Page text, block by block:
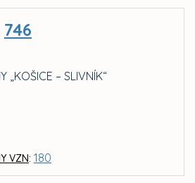
746
„KOŠICE – SLIVNÍK“
VZN: 180